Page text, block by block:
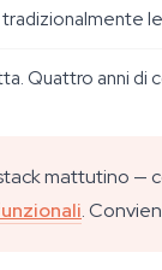
Quattro anni
mattutino —
.